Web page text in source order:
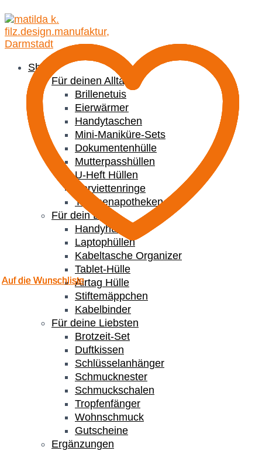
Shop
Für deinen Alltag
Brillenetuis
Eierwärmer
Handytaschen
Mini-Maniküre-Sets
Dokumentenhülle
Mutterpasshüllen
U-Heft Hüllen
Serviettenringe
Taschenapotheken
Für dein Büro
Handyhüllen
Laptophüllen
Kabeltasche Organizer
Tablet-Hülle
Airtag Hülle
Stiftemäppchen
Kabelbinder
Für deine Liebsten
Brotzeit-Set
Duftkissen
Schlüsselanhänger
Schmucknester
Schmuckschalen
Tropfenfänger
Wohnschmuck
Gutscheine
Ergänzungen
Auf die Wunschliste
Auf die Wunschliste
Auf die Wunschliste
Auf die Wunschliste